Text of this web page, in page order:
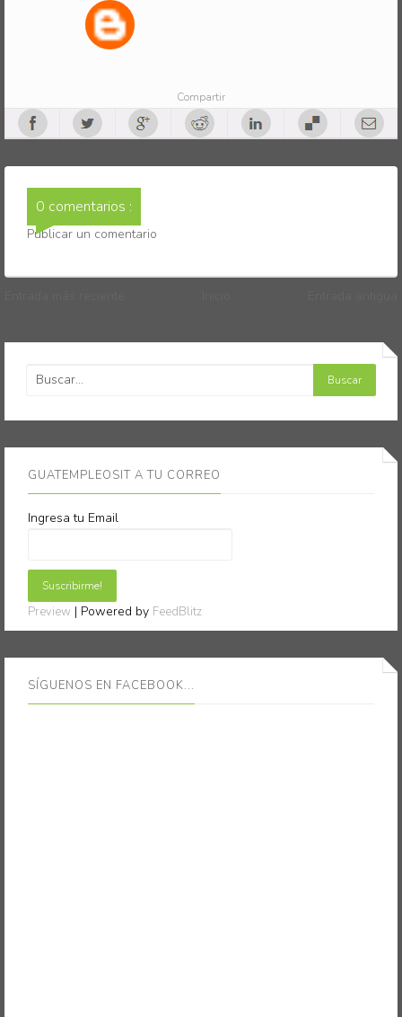
Compartir
0 comentarios :
Publicar un comentario
GUATEMPLEOSIT A TU CORREO
Ingresa tu Email
Preview | Powered by FeedBlitz
SÍGUENOS EN FACEBOOK...